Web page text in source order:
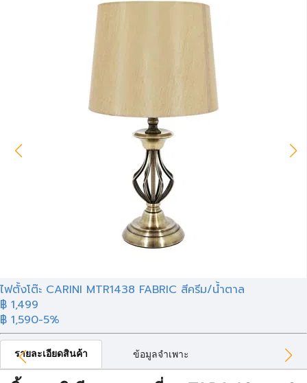
ไฟตั้งโต๊ะ CARINI MTR1438 FABRIC สีครีม/น้ำตาล
฿ 1,499
฿ 1,590-5%
รายละเอียดสินค้า ข้อมูลจำเพาะ